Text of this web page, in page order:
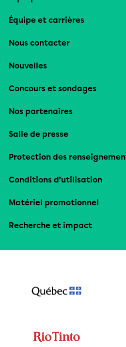
Équipe et carrières
Nous contacter
Nouvelles
Concours et sondages
Nos partenaires
Salle de presse
Protection des
Conditions d’utilisation
Matériel promotionnel
Recherche et impact